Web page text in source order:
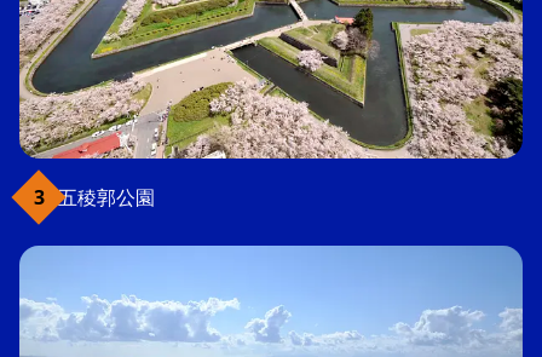
五稜郭公園